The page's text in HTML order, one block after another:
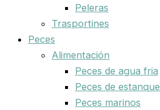
Peleras
Trasportines
Peces
Alimentación
Peces de agua fria
Peces de estanque
Peces marinos